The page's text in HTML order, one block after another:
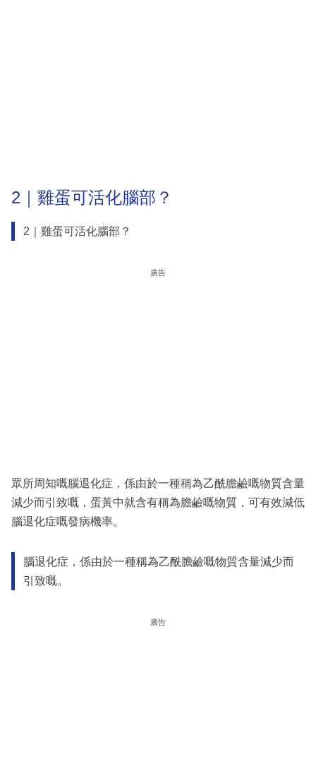
2｜雞蛋可活化腦部？
2｜雞蛋可活化腦部？
廣告
眾所周知嘅腦退化症，係由於一種稱為乙酰膽鹼嘅物質含量
減少而引致嘅，蛋黃中就含有稱為膽鹼嘅物質，可有效減低
腦退化症嘅發病機率。
腦退化症，係由於一種稱為乙酰膽鹼嘅物質含量減少而
引致嘅。
廣告